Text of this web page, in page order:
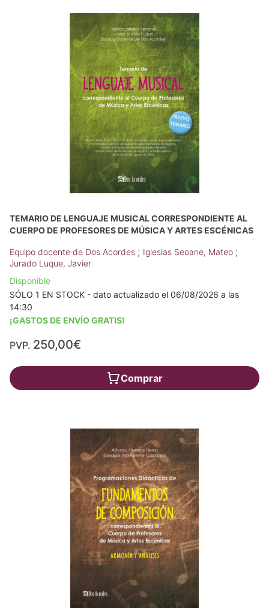
TEMARIO DE LENGUAJE MUSICAL CORRESPONDIENTE AL
CUERPO DE PROFESORES DE MÚSICA Y ARTES ESCÉNICAS
Equipo docente de Dos Acordes ; Iglesias Seoane, Mateo ;
Jurado Luque, Javier
Disponible
SÓLO 1 EN STOCK - dato actualizado el 06/08/2026 a las
14:30
¡GASTOS DE ENVÍO GRATIS!
PVP. 250,00€
Comprar